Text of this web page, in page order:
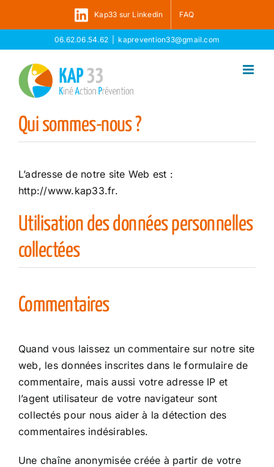
Kap33 sur Linkedin FAQ
06.62.06.54.62 kaprevention33@gmail.com
Qui sommes-nous ?
L’adresse de notre site Web est :
http://www.kap33.fr.
Utilisation des données personnelles
collectées
Commentaires
Quand vous laissez un commentaire sur notre site
web, les données inscrites dans le formulaire de
commentaire, mais aussi votre adresse IP et
l’agent utilisateur de votre navigateur sont
collectés pour nous aider à la détection des
commentaires indésirables.
Une chaîne anonymisée créée à partir de votre